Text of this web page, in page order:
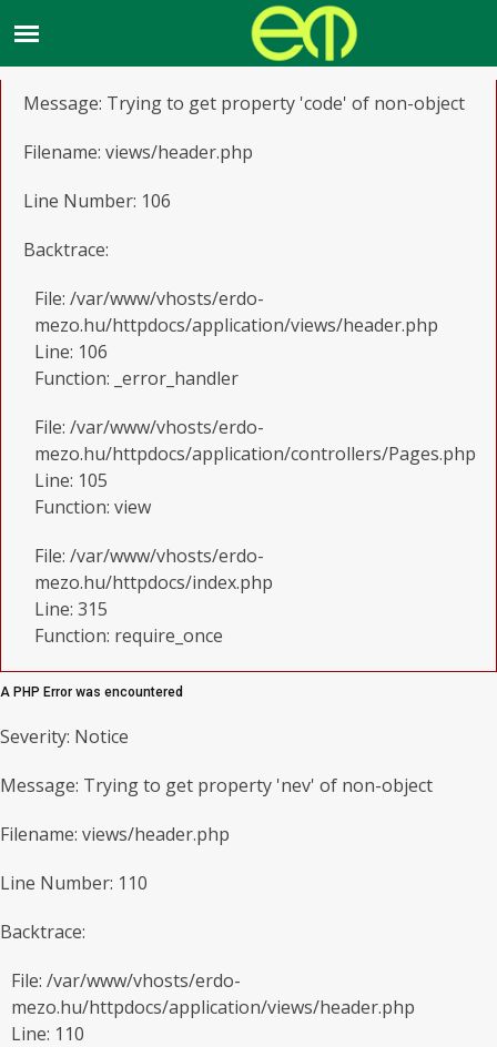
Message: Trying to get property 'code' of non-object
Filename: views/header.php
Line Number: 106
Backtrace:
File: /var/www/vhosts/erdo-
mezo.hu/httpdocs/application/views/header.php
Line: 106
Function: _error_handler
File: /var/www/vhosts/erdo-
mezo.hu/httpdocs/application/controllers/Pages.php
Line: 105
Function: view
File: /var/www/vhosts/erdo-
mezo.hu/httpdocs/index.php
Line: 315
Function: require_once
A PHP Error was encountered
Severity: Notice
Message: Trying to get property 'nev' of non-object
Filename: views/header.php
Line Number: 110
Backtrace:
File: /var/www/vhosts/erdo-
mezo.hu/httpdocs/application/views/header.php
Line: 110